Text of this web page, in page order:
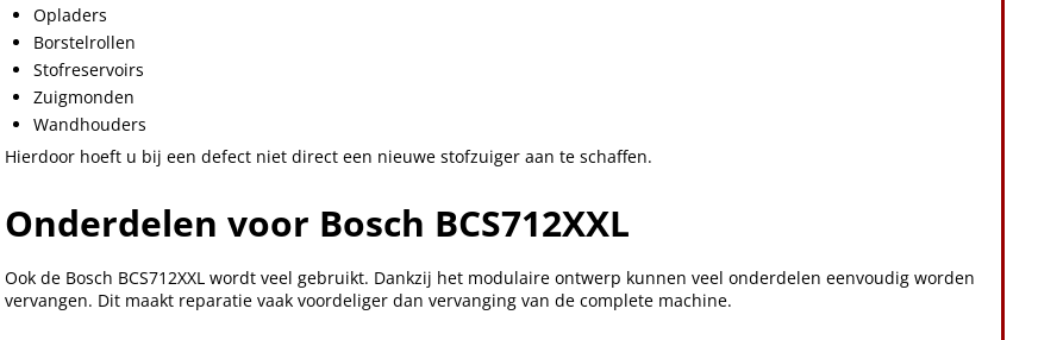
Opladers
Borstelrollen
Stofreservoirs
Zuigmonden
Wandhouders
Hierdoor hoeft u bij een defect niet direct een nieuwe stofzuiger aan te schaffen.
Onderdelen voor Bosch BCS712XXL
Ook de Bosch BCS712XXL wordt veel gebruikt. Dankzij het modulaire ontwerp kunnen veel onderdelen eenvoudig worden
vervangen. Dit maakt reparatie vaak voordeliger dan vervanging van de complete machine.